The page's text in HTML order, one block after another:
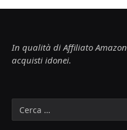
In qualità di Affiliato
acquisti idonei.